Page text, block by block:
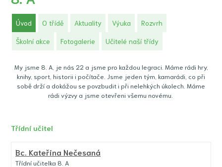
Úvod (aktuální)
O třídě Aktuality Výuka Rozvrh
Školní akce Fotogalerie Učitelé naší třídy
My jsme 8. A, je nás 22 a jsme pro každou legraci. Máme rádi hry,
knihy, sport, historii i počítače. Jsme jeden tým, kamarádi, co při
sobě drží a dokážou se povzbudit i při nelehkých úkolech. Máme
rádi výzvy a jsme otevřeni všemu novému.
Třídní učitel
Bc. Kateřina Nečesaná
Třídní učitelka 8. A